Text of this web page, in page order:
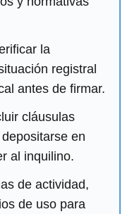
la
registral
antes de firmar.
cláusulas
en
al inquilino.
de actividad,
de uso para